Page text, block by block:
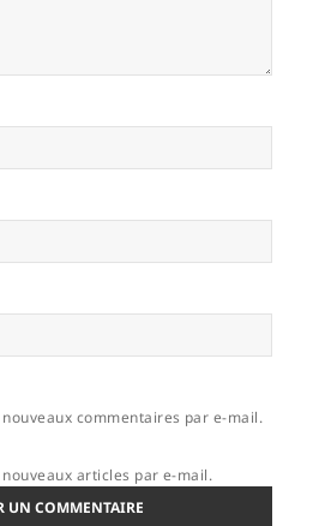
commentaires par e-mail.
articles par e-mail.